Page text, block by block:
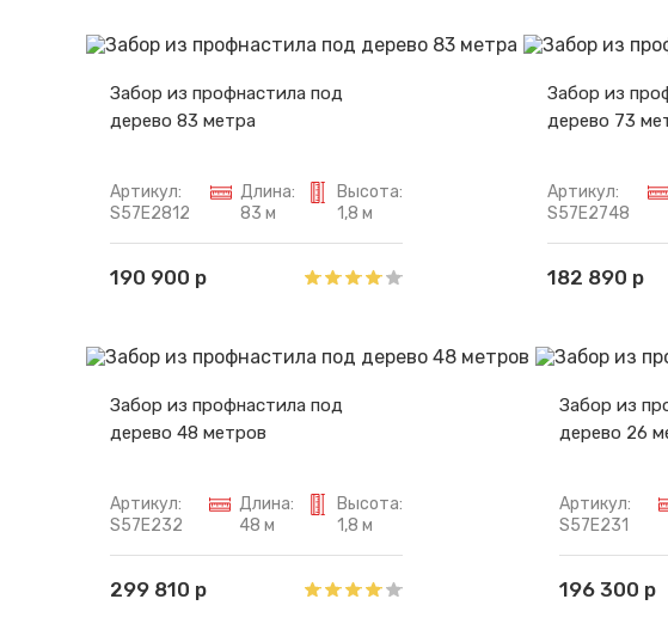
Забор из профнастила под
дерево 83 метра
Артикул:
S57E2812
Длина:
83 м
Высота:
1,8 м
190 900 р
Забор из
дерево 73
Артикул:
S57E2748
182 890 р
Забор из профнастила под
дерево 48 метров
Артикул:
S57E232
Длина:
48 м
Высота:
1,8 м
299 810 р
Забор из
дерево 26
Артикул:
S57E231
196 300 р